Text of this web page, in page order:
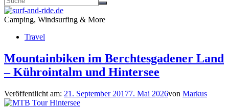
Camping, Windsurfing & More
Travel
Mountainbiken im Berchtesgadener Land
– Kührointalm und Hintersee
Veröffentlicht am: 21. September 20177. Mai 2026von Markus